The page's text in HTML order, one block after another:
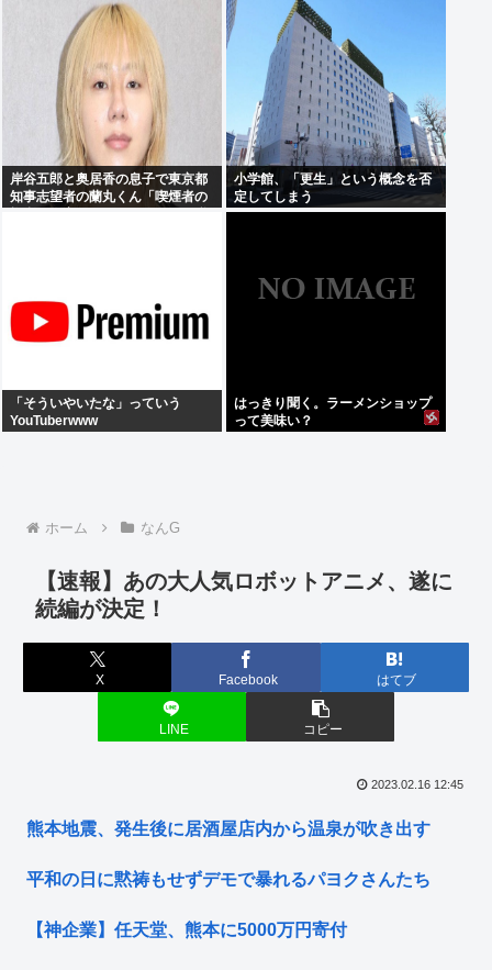
岸谷五郎と奥居香の息子で東京都
知事志望者の蘭丸くん「喫煙者の
小学館、「更生」という概念を否
定してしまう
「そういやいたな」っていう
YouTuberwww
はっきり聞く。ラーメンショップ
って美味い？
ホーム なんG
【速報】あの大人気ロボットアニメ、遂に
続編が決定！
X Facebook はてブ
LINE コピー
2023.02.16 12:45
熊本地震、発生後に居酒屋店内から温泉が吹き出す
平和の日に黙祷もせずデモで暴れるパヨクさんたち
【神企業】任天堂、熊本に5000万円寄付